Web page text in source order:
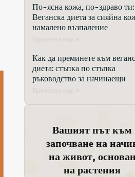
По-ясна кожа, по-здраво ти:
Веганска диета за сияйна
намалено възпаление
Как да преминете към
диета: стъпка по стъпка
ръководство за начинаещи
Вашият път към
започване на
на живот, основан
на растения